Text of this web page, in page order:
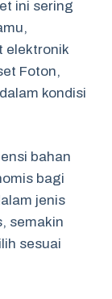
ini sering
elektronik
Foton,
kondisi
bahan
bagi
jenis
semakin
sesuai